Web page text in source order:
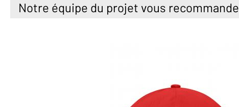
Notre équipe du projet vous recommande